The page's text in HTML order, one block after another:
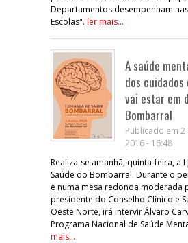
Departamentos desempenham
Escolas". ler mais...
A saúde
dos
vai estar em
Bombarral
Publicado em
2016 - 16:48
Realiza-se amanhã, quinta-feira, a I
Saúde do Bombarral. Durante o
e numa mesa redonda moderada
presidente do Conselho Clínico e
Oeste Norte, irá intervir Álvaro
Programa Nacional de Saúde
mais...